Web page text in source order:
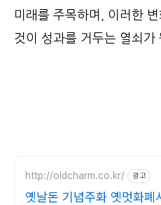
미래를 주목하며, 이러한
것이 성과를 거두는 열쇠가
http://oldcharm.co.kr/ 광고
옛날돈 기념주화 옛멋화폐